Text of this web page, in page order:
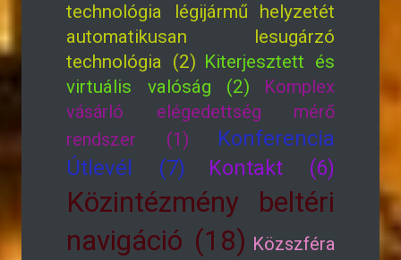
technológia légijármű helyzetét
automatikusan lesugárzó
technológia (2) Kiterjesztett és
virtuális valóság (2)
Komplex
vásárló elégedettség mérő
rendszer (1)
Konferencia
Útlevél (7)
Kontakt (6)
Közintézmény beltéri
navigáció (18) Közszféra